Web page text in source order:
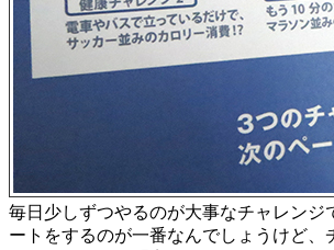
毎日少しずつやるのが大事なチャレンジ
ートをするのが一番なんでしょうけど、